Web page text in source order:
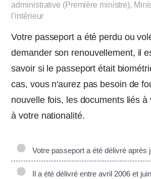
administrative (Première ministre),
l'intérieur
Votre passeport a été perdu ou
demander son renouvellement, il
savoir si le passeport était
cas, vous n'aurez pas besoin de
nouvelle fois, les documents liés à
à votre nationalité.
Votre passeport a été délivré après
Il a été délivré entre avril 2006 et